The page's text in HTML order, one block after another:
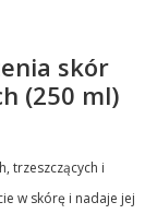
skór
(250 ml)
trzeszczących i
w skórę i nadaje jej